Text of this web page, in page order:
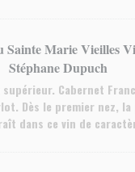
Sainte Marie Vieilles
Stéphane Dupuch
supérieur. Cabernet
Dès le premier nez,
dans ce vin de